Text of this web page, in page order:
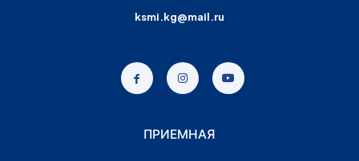
ksmi.kg@mail.ru
ПРИЕМНАЯ